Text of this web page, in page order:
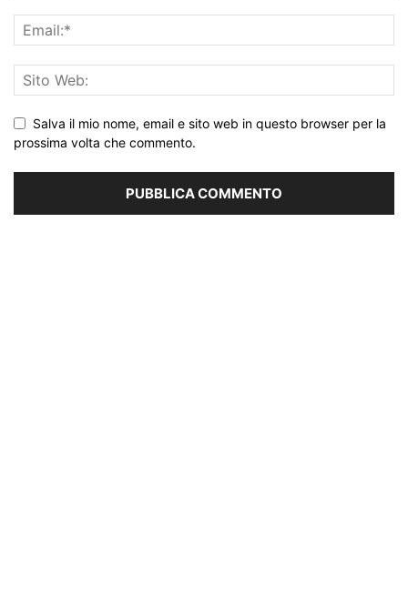
Salva il mio nome, email e sito web in questo browser per la
prossima volta che commento.